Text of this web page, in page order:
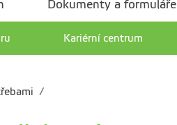
Kariérní centrum
Dokumenty a formuláře